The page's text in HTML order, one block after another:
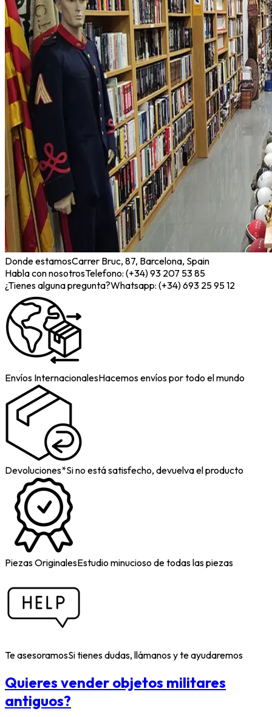
Donde estamosCarrer Bruc, 87, Barcelona, Spain
Habla con nosotrosTelefono: (+34) 93 207 53 85
¿Tienes alguna pregunta?Whatsapp: (+34) 693 25 95 12
Envíos InternacionalesHacemos envíos por todo el mundo
Devoluciones*Si no está satisfecho, devuelva el producto
Piezas OriginalesEstudio minucioso de todas las piezas
Te asesoramosSi tienes dudas, llámanos y te ayudaremos
Quieres vender objetos militares
antiguos?